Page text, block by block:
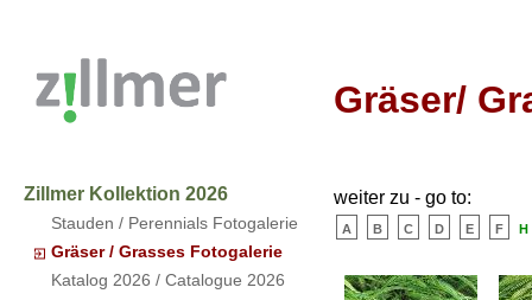
Zillmer Kollektion 2026
Stauden / Perennials Fotogalerie
Gräser / Grasses Fotogalerie
Katalog 2026 / Catalogue 2026
Gräser/
weiter zu - go to:
a
b c d e f h